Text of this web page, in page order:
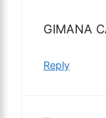
GIMANA
Reply